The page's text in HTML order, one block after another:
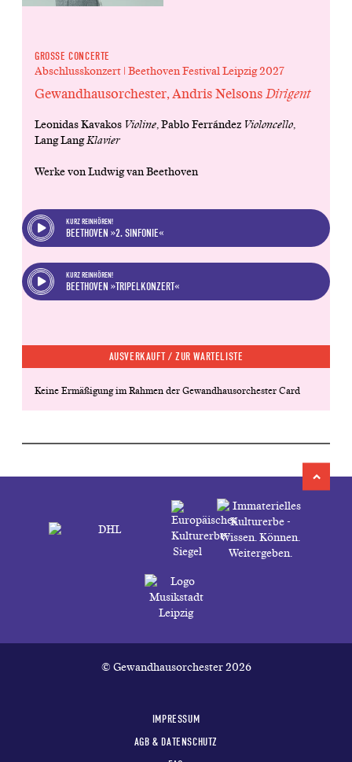
GROSSE CONCERTE
Abschlusskonzert | Beethoven Festival Leipzig 2027
Gewandhausorchester, Andris NelsonsDirigent
Leonidas Kavakos Violine, Pablo Ferrández Violoncello,
Lang LangKlavier
Werke von Ludwig van Beethoven
KURZ REINHÖREN!
BEETHOVEN »2. SINFONIE«
KURZ REINHÖREN!
BEETHOVEN »TRIPELKONZERT«
AUSVERKAUFT / ZUR WARTELISTE
Keine Ermäßigung im Rahmen der Gewandhausorchester Card
© Gewandhausorchester 2026
IMPRESSUM
AGB & DATENSCHUTZ